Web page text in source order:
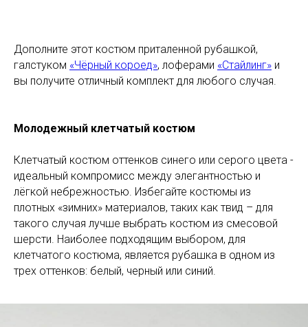
Дополните этот костюм приталенной рубашкой,
галстуком «Чёрный короед», лоферами «Стайлинг» и
вы получите отличный комплект для любого случая.
Молодежный клетчатый костюм
Клетчатый костюм оттенков синего или серого цвета -
идеальный компромисс между элегантностью и
лёгкой небрежностью. Избегайте костюмы из
плотных «зимних» материалов, таких как твид – для
такого случая лучше выбрать костюм из смесовой
шерсти. Наиболее подходящим выбором, для
клетчатого костюма, является рубашка в одном из
трех оттенков: белый, черный или синий.